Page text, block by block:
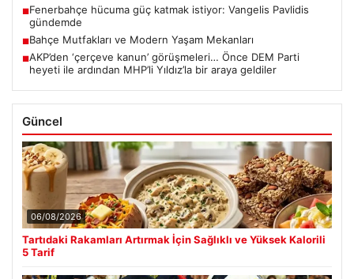
■Fenerbahçe hücuma güç katmak istiyor: Vangelis Pavlidis
gündemde
■Bahçe Mutfakları ve Modern Yaşam Mekanları
■AKP’den ‘çerçeve kanun’ görüşmeleri… Önce DEM Parti
heyeti ile ardından MHP’li Yıldız’la bir araya geldiler
Güncel
06/08/2026
Tartıdaki Rakamları Artırmak İçin Sağlıklı ve Yüksek Kalorili
5 Tarif